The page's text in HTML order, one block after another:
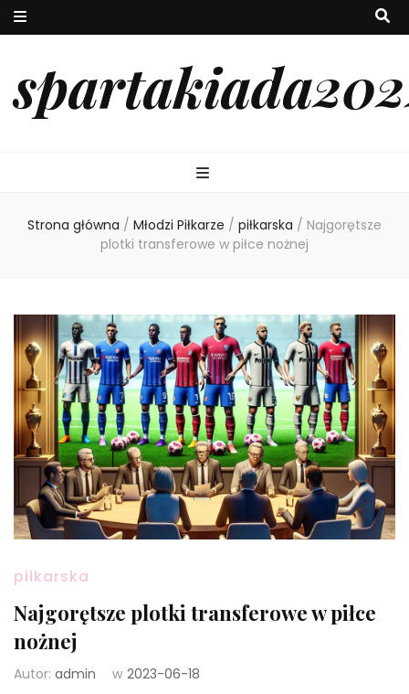
Strona główna / Młodzi Piłkarze / piłkarska / Najgorętsze
plotki transferowe w piłce nożnej
piłkarska
Najgorętsze plotki transferowe w piłce
nożnej
Autor: admin w 2023-06-18